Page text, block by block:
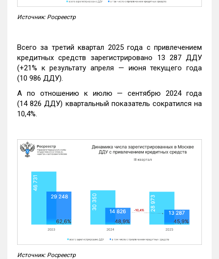
Источник: Росреестр
Всего за третий квартал 2025 года с привлечением
кредитных средств зарегистрировано 13 287 ДДУ
(+21% к результату апреля — июня текущего года
(10 986 ДДУ).
А по отношению к июлю — сентябрю 2024 года
(14 826 ДДУ) квартальный показатель сократился на
10,4%.
Источник: Росреестр